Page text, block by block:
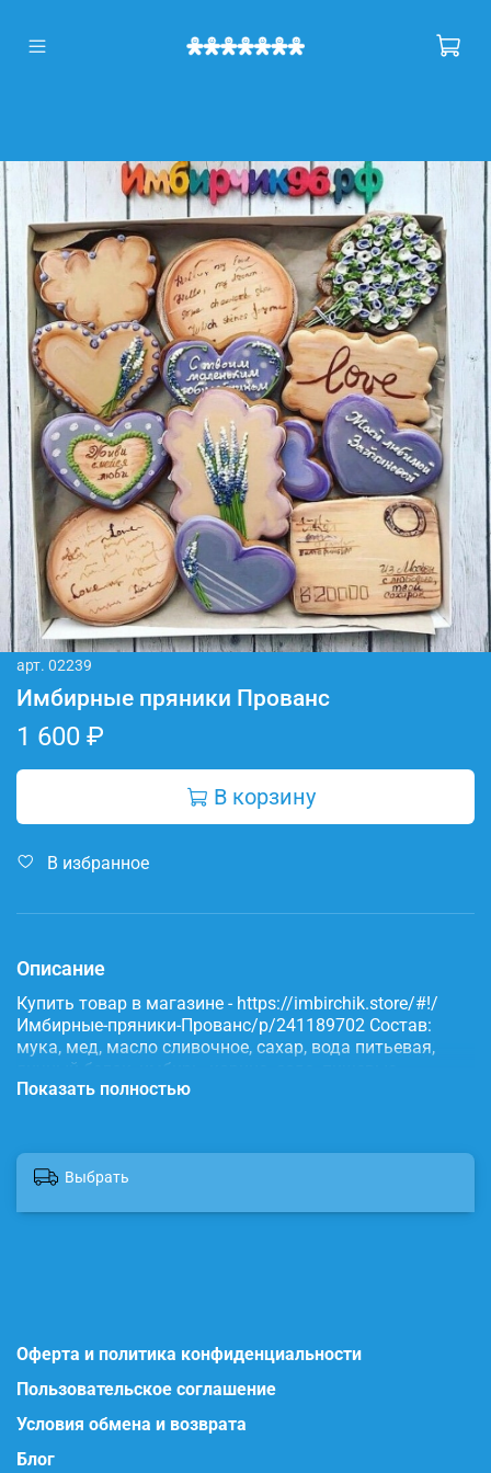
арт. 02239
Имбирные пряники Прованс
1 600 ₽
В корзину
В избранное
Описание
Купить товар в магазине - https://imbirchik.store/#!/
Имбирные-пряники-Прованс/p/241189702 Состав:
мука, мед, масло сливочное, сахар, вода питьевая,
яичный белок, имбирь, корица, сода, пищевые
красители.
Показать полностью
Выбрать
Оферта и политика конфиденциальности
Пользовательское соглашение
Условия обмена и возврата
Блог